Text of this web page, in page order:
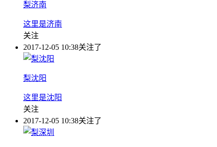
梨济南
这里是济南
关注
2017-12-05 10:38关注了
梨沈阳
这里是沈阳
关注
2017-12-05 10:38关注了